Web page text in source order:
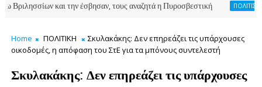
και την έσβησαν, τους αναζητά η Πυροσβεστική ΠΟΛΙΤΙΣΜΟΣ-
Home ΠΟΛΙΤΙΚΗ
Σκυλακάκης: Δεν επηρεάζει τις υπάρχουσες
οικοδομές, η απόφαση του ΣτΕ για τα μπόνους συντελεστή
Σκυλακάκης: Δεν επηρεάζει τις υπάρχουσες